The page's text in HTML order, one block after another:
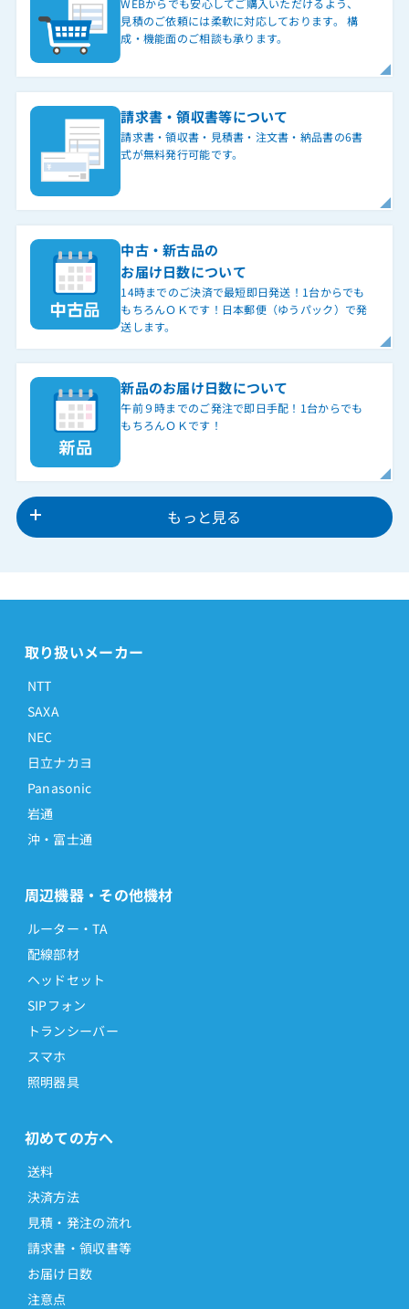
見積のご依頼には柔軟に対応しております。 構
成・機能面のご相談も承ります。
請求書・領収書等について
請求書・領収書・見積書・注文書・納品書の6書
式が無料発行可能です。
中古・新古品の
お届け日数について
14時までのご決済で最短即日発送！1台からでも
もちろんＯＫです！日本郵便（ゆうパック）で発
送します。
新品のお届け日数について
午前９時までのご発注で即日手配！1台からでも
もちろんＯＫです！
もっと見る
取り扱いメーカー
NTT
SAXA
NEC
日立ナカヨ
Panasonic
岩通
沖・富士通
周辺機器・その他機材
ルーター・TA
配線部材
ヘッドセット
SIPフォン
トランシーバー
スマホ
照明器具
初めての方へ
送料
決済方法
見積・発注の流れ
請求書・領収書等
お届け日数
注意点